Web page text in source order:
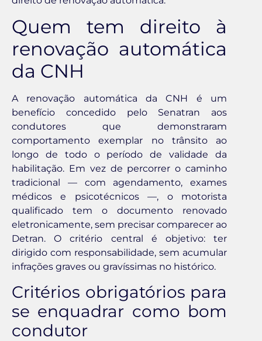
Quem tem direito à
renovação automática
da CNH
A renovação automática da CNH é um
benefício concedido pelo Senatran aos
condutores que demonstraram
comportamento exemplar no trânsito ao
longo de todo o período de validade da
habilitação. Em vez de percorrer o caminho
tradicional — com agendamento, exames
médicos e psicotécnicos —, o motorista
qualificado tem o documento renovado
eletronicamente, sem precisar comparecer ao
Detran. O critério central é objetivo: ter
dirigido com responsabilidade, sem acumular
infrações graves ou gravíssimas no histórico.
Critérios obrigatórios para
se enquadrar como bom
condutor